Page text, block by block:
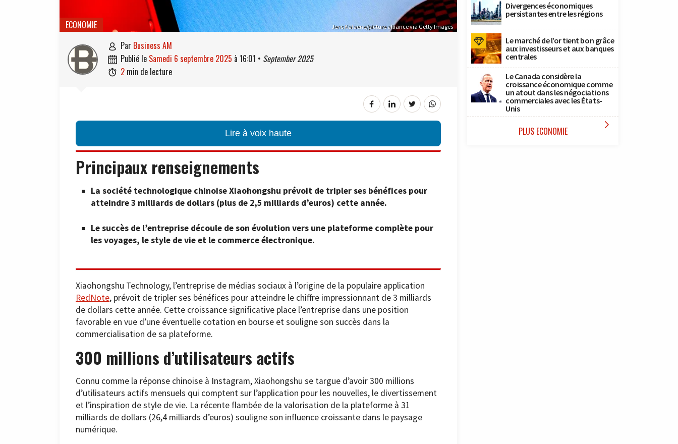
Jens Kalaene/picture alliance via Getty Images
ECONOMIE
 par Business AM
 publié le samedi 6 septembre 2025 à 16:01 • September 2025
 2 min de lecture
Lire à voix haute
Principaux renseignements
La société technologique chinoise Xiaohongshu prévoit de tripler ses bénéfices pour
atteindre 3 milliards de dollars (plus de 2,5 milliards d’euros) cette année.
Le succès de l’entreprise découle de son évolution vers une plateforme complète pour
les voyages, le style de vie et le commerce électronique.
Xiaohongshu Technology, l’entreprise de médias sociaux à l’origine de la populaire application
RedNote, prévoit de tripler ses bénéfices pour atteindre le chiffre impressionnant de 3 milliards
de dollars cette année. Cette croissance significative place l’entreprise dans une position
favorable en vue d’une éventuelle cotation en bourse et souligne son succès dans la
commercialisation de sa plateforme.
300 millions d’utilisateurs actifs
Connu comme la réponse chinoise à Instagram, Xiaohongshu se targue d’avoir 300 millions
d’utilisateurs actifs mensuels qui comptent sur l’application pour les nouvelles, le divertissement
et l’inspiration de style de vie. La récente flambée de la valorisation de la plateforme à 31
milliards de dollars (26,4 milliards d’euros) souligne son influence croissante dans le paysage
numérique.
Divergences économiques
persistantes entre les régions
Le marché de l’or tient bon grâce
aux investisseurs et aux banques
centrales
Le Canada considère la
croissance économique comme
un atout dans les négociations
commerciales avec les États-
Unis
PLUS ECONOMIE 